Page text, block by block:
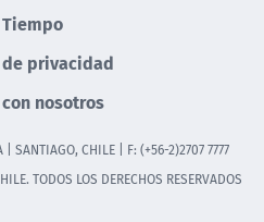
Tiempo
privacidad
nosotros
SANTIAGO, CHILE | F: (+56-2)2707 7777
TODOS LOS DERECHOS RESERVADOS